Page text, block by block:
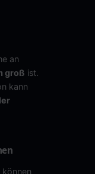
an
groß ist.
kann
können